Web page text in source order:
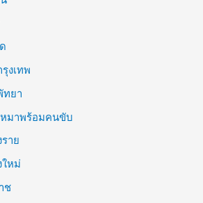
งเทพ
ทยา
หมาพร้อมคนขับ
าย
ใหม่
ช